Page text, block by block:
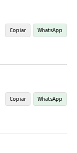
Copiar WhatsApp
Copiar WhatsApp